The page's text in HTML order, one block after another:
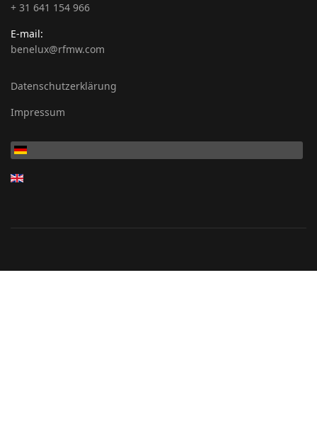
+ 31 641 154 966
E-mail:
benelux@rfmw.com
Datenschutzerklärung
Impressum